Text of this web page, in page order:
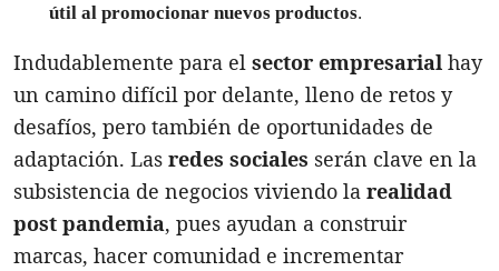
útil al promocionar nuevos productos.
Indudablemente para el sector empresarial hay
un camino difícil por delante, lleno de retos y
desafíos, pero también de oportunidades de
adaptación. Las redes sociales serán clave en la
subsistencia de negocios viviendo la realidad
post pandemia, pues ayudan a construir
marcas, hacer comunidad e incrementar